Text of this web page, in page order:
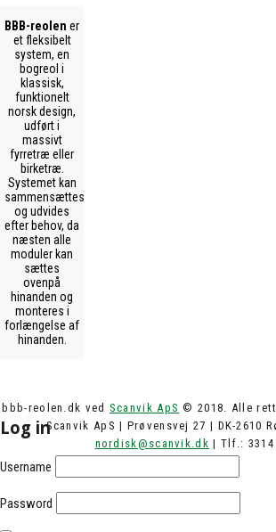
BBB-reolen er
et fleksibelt
system, en
bogreol i
klassisk,
funktionelt
norsk design,
udført i
massivt
fyrretræ eller
birketræ.
Systemet kan
sammensættes
og udvides
efter behov, da
næsten alle
moduler kan
sættes
ovenpå
hinanden og
monteres i
forlængelse af
hinanden.
bbb-reolen.dk ved Scanvik ApS © 2018. Alle
Scanvik ApS | Prøvensvej 27 | DK-2610
nordisk@scanvik.dk | Tlf.: 3314
Log in
Username
Password